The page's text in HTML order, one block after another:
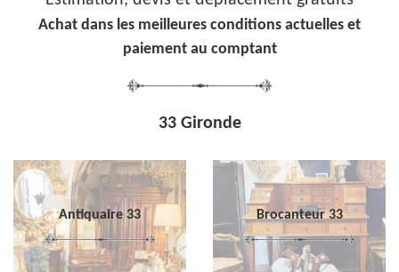
Achat dans les meilleures conditions actuelles et
paiement au comptant
33 Gironde
Antiquaire 33 Brocanteur 33